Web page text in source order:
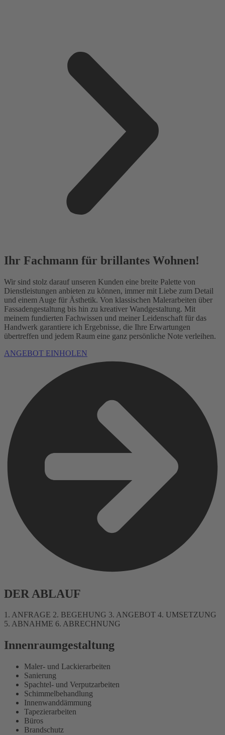
Ihr Fachmann für brillantes Wohnen!
Wir sind stolz darauf unseren Kunden eine breite Palette von
Dienstleistungen anbieten zu können, immer mit Liebe zum Detail
und einem Auge für Ästhetik. Von klassischen Malerarbeiten über
Fassadengestaltung bis hin zu kreativer Wandgestaltung. Mit
meinem fundierten Fachwissen und meiner Leidenschaft für das
Handwerk garantiere ich Ergebnisse, die Ihre Erwartungen
übertreffen und jedem Raum eine ganz persönliche Note verleihen.
ANGEBOT EINHOLEN
DER ABLAUF
1. ANFRAGE 2. BEGEHUNG 3. ANGEBOT 4. UMSETZUNG
5. ABNAHME 6. ABRECHNUNG
Innenraumgestaltung
Maler- und Lackierarbeiten
Sanierung
Spachtel- und Verputzarbeiten
Schimmelbehandlung
Innenwanddämmung
Tapezierarbeiten
Büros
Brandschutz